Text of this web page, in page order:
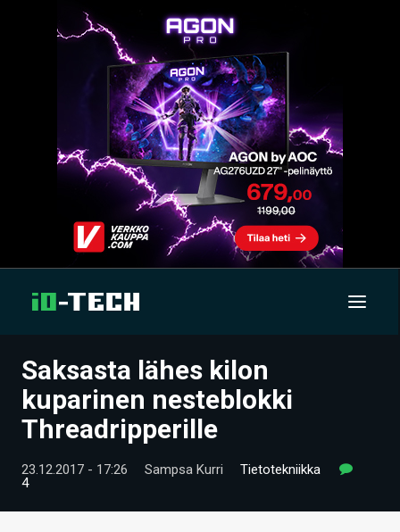
UUTISET
ARTIKKELIT
VIDEOT
Saksasta lähes kilon
kuparinen nesteblokki
Threadripperille
23.12.2017 - 17:26 Sampsa Kurri
Tietotekniikka
4